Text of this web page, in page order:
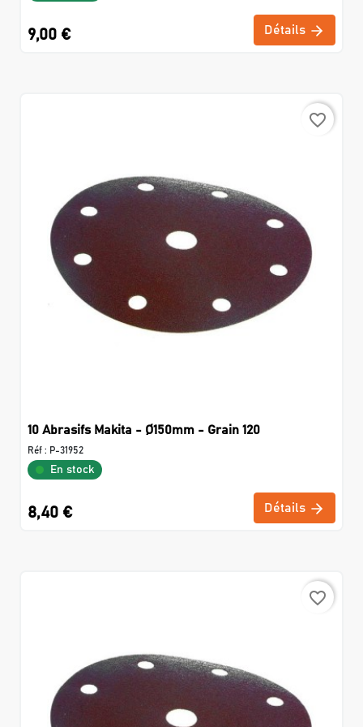
9,00 € Détails
favorite_border
10 Abrasifs Makita - Ø150mm - Grain 120
Réf : P-31952
En stock
8,40 € Détails
favorite_border